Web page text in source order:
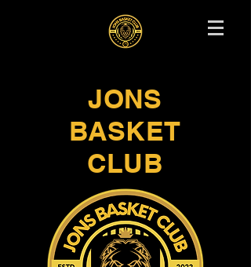
JONS
BASKET
CLUB